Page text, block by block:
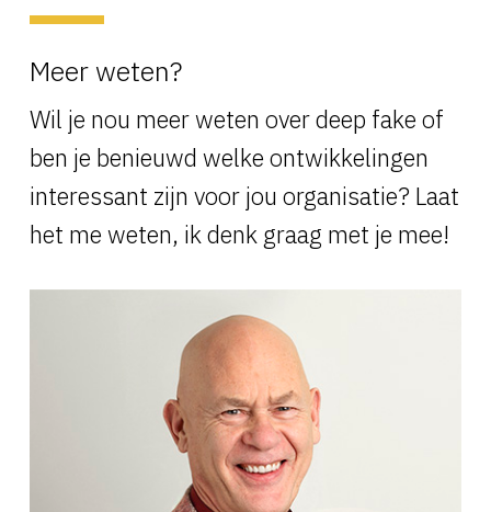
Meer weten?
Wil je nou meer weten over deep fake of
ben je benieuwd welke ontwikkelingen
interessant zijn voor jou organisatie? Laat
het me weten, ik denk graag met je mee!